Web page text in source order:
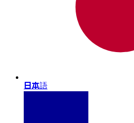
日本語